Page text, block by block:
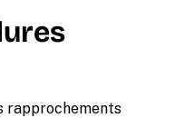
rapprochements